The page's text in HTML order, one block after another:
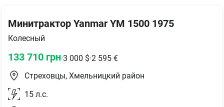
Минитрактор Yanmar YM 1500 1975
Колесный
133 710 грн·3 000 $·2 595 €
Стреховцы, Хмельницкий район
15 л.с.